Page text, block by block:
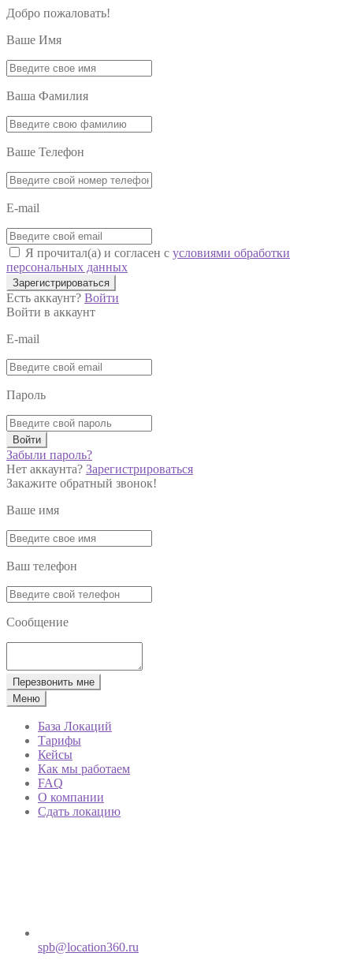
Добро пожаловать!
Ваше Имя
Ваша Фамилия
Ваше Телефон
E-mail
Я прочитал(а) и согласен с условиями обработки
персональных данных
Зарегистрироваться
Есть аккаунт? Войти
Войти в аккаунт
E-mail
Пароль
Войти
Забыли пароль?
Нет аккаунта? Зарегистрироваться
Закажите обратный звонок!
Ваше имя
Ваш телефон
Сообщение
Перезвонить мне
Меню
База Локаций
Тарифы
Кейсы
Как мы работаем
FAQ
О компании
Сдать локацию
spb@location360.ru